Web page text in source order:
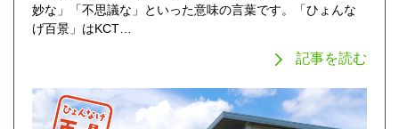
妙な」「不思議な」といった意味の言葉です。「ひょんな
げ百景」はKCT…
記事を読む